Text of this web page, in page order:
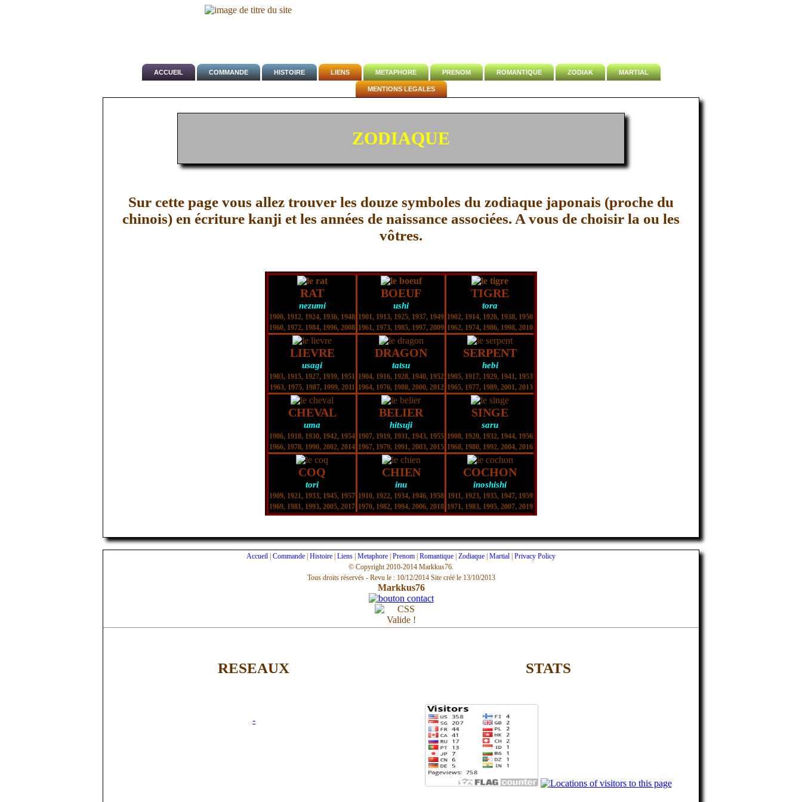
ACCUEIL COMMANDE HISTOIRE LIENS METAPHORE PRENOM ROMANTIQUE ZODIAK MARTIAL
MENTIONS LEGALES
ZODIAQUE
Sur cette page vous allez trouver les douze symboles du zodiaque japonais (proche du
chinois) en écriture kanji et les années de naissance associées. A vous de choisir la ou les
vôtres.
RAT
nezumi
1900, 1912, 1924, 1936, 1948
1960, 1972, 1984, 1996, 2008
BOEUF
ushi
1901, 1913, 1925, 1937, 1949
1961, 1973, 1985, 1997, 2009
TIGRE
tora
1902, 1914, 1926, 1938, 1950
1962, 1974, 1986, 1998, 2010
LIEVRE
usagi
1903, 1915, 1927, 1939, 1951
1963, 1975, 1987, 1999, 2011
DRAGON
tatsu
1904, 1916, 1928, 1940, 1952
1964, 1976, 1988, 2000, 2012
SERPENT
hebi
1905, 1917, 1929, 1941, 1953
1965, 1977, 1989, 2001, 2013
CHEVAL
uma
1906, 1918, 1930, 1942, 1954
1966, 1978, 1990, 2002, 2014
BELIER
hitsuji
1907, 1919, 1931, 1943, 1955
1967, 1979, 1991, 2003, 2015
SINGE
saru
1908, 1920, 1932, 1944, 1956
1968, 1980, 1992, 2004, 2016
COQ
tori
1909, 1921, 1933, 1945, 1957
1969, 1981, 1993, 2005, 2017
CHIEN
inu
1910, 1922, 1934, 1946, 1958
1970, 1982, 1994, 2006, 2018
COCHON
inoshishi
1911, 1923, 1935, 1947, 1959
1971, 1983, 1995, 2007, 2019
Accueil | Commande | Histoire | Liens | Metaphore | Prenom | Romantique | Zodiaque | Martial | Privacy Policy
© Copyright 2010-2014 Markkus76.
Tous droits réservés - Revu le : 10/12/2014 Site créé le 13/10/2013
Markkus76
RESEAUX
-
STATS